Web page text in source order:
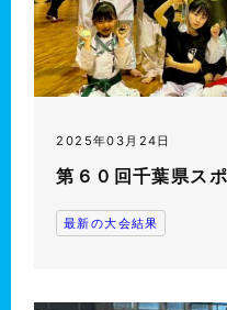
2025年03月24日
第６０回千葉県ス
最新の大会結果